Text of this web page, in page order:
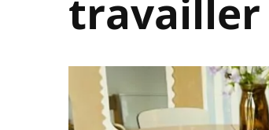
travailler